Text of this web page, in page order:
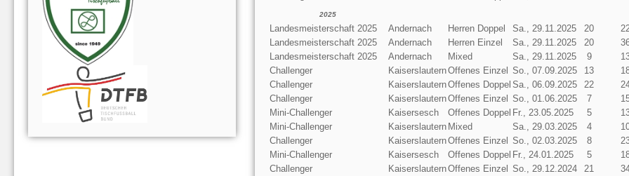
2025
Landesmeisterschaft 2025 Andernach Herren Doppel Sa., 29.11.2025 20
Landesmeisterschaft 2025
Andernach Herren Einzel Sa., 29.11.2025 20
Landesmeisterschaft 2025
Andernach Mixed Sa., 29.11.2025 9
Challenger
KaiserslauternOffenes Einzel So., 07.09.2025 13
Challenger
KaiserslauternOffenes Doppel Sa., 06.09.2025 22
Challenger
KaiserslauternOffenes Einzel So., 01.06.2025 7
Mini-Challenger
Kaisersesch Offenes Doppel Fr., 23.05.2025 5
Mini-Challenger
Kaiserslautern Mixed Sa., 29.03.2025 4
Challenger
KaiserslauternOffenes Einzel So., 02.03.2025 8
Mini-Challenger
Kaisersesch Offenes Doppel Fr., 24.01.2025 5
Challenger
KaiserslauternOffenes Einzel So., 29.12.2024 21